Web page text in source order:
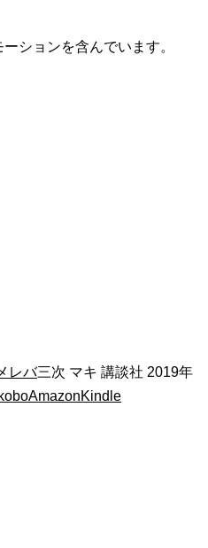
ションを含んでいます。
レバ三次 マキ 講談社 2019年
AmazonKindle